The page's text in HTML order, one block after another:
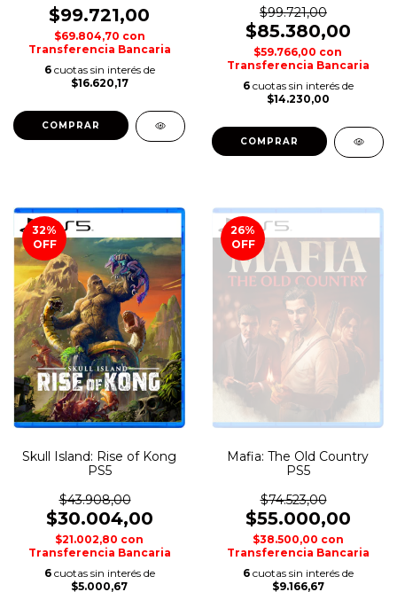
$99.721,00
$69.804,70 con
Transferencia Bancaria
6 cuotas sin interés de
$16.620,17
COMPRAR
$99.721,00
$85.380,00
$59.766,00 con
Transferencia Bancaria
6 cuotas sin interés de
$14.230,00
COMPRAR
32%
OFF
Skull Island: Rise of Kong
PS5
$43.908,00
$30.004,00
$21.002,80 con
Transferencia Bancaria
6 cuotas sin interés de
$5.000,67
26%
OFF
Mafia: The Old Country
PS5
$74.523,00
$55.000,00
$38.500,00 con
Transferencia Bancaria
6 cuotas sin interés de
$9.166,67